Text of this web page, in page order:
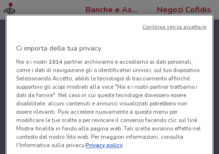
Banche e Assicurazioni Negozi Cofidis
Ci importa della tua privacy
Noi e i nostri 1014partner archiviamo e accediamo ai dati personali,
come i dati di navigazione gli o identificatori univoci, sul tuo dispositivo.
Selezionando Accetto, abiliti le tecnologie di tracciamento affinché
supportino gli scopi mostrati alla voce "Noi e i nostri partner trattiamo i
dati da fornire". Nel caso in cui queste tecnologie dovessero essere
disabilitate, alcuni contenuti e annunci visualizzati potrebbero non
essere rilevanti. Puoi accedere nuovamente a questo menu per
modificare le tue scelte o per revocare il consenso facendo clic sul link
Mostra finalità in fondo alla pagina web. Tali scelte avranno effetto nel
contesto del nostro Sito web. Per maggiori informazioni, consulta
l'Informativa sulla privacy.Privacy policy
Continua senza accettare